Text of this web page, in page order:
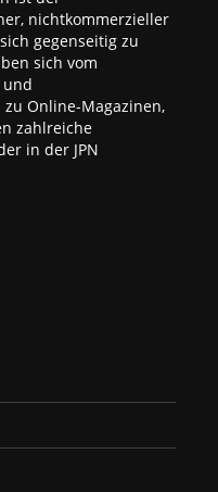
nichtkommerzieller
gegenseitig zu
sich vom
Online-Magazinen,
zahlreiche
in der JPN